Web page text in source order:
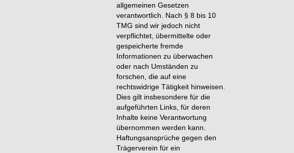
allgemeinen Gesetzen
verantwortlich. Nach § 8 bis 10
TMG sind wir jedoch nicht
verpflichtet, übermittelte oder
gespeicherte fremde
Informationen zu überwachen
oder nach Umständen zu
forschen, die auf eine
rechtswidrige Tätigkeit hinweisen.
Dies gilt insbesondere für die
aufgeführten Links, für deren
Inhalte keine Verantwortung
übernommen werden kann.
Haftungsansprüche gegen den
Trägerverein für ein